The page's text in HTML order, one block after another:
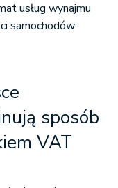
usług wynajmu
samochodów
sposób
VAT